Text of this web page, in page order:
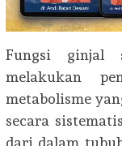
Fungsi ginjal
melakukan
metabolisme
secara